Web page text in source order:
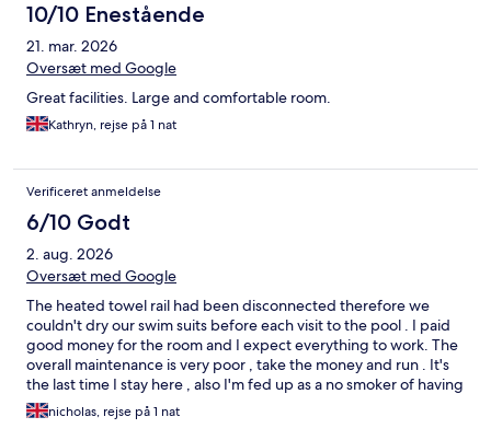
10/10 Enestående
21. mar. 2026
Oversæt med Google
Great facilities. Large and comfortable room.
Kathryn, rejse på 1 nat
Verificeret anmeldelse
6/10 Godt
2. aug. 2026
Oversæt med Google
The heated towel rail had been disconnected therefore we
couldn't dry our swim suits before each visit to the pool . I paid
good money for the room and I expect everything to work. The
overall maintenance is very poor , take the money and run . It's
the last time I stay here , also I'm fed up as a no smoker of having
to walk through a haze of smoke to get to the entrance. Instead
of bending over backwards to accommodate smokers they
nicholas, rejse på 1 nat